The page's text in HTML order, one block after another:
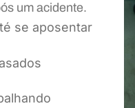
um acidente.
se aposentar